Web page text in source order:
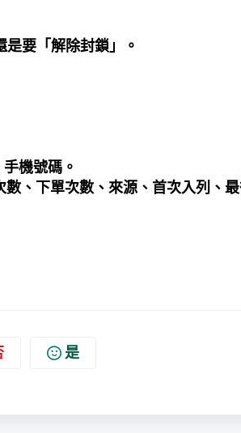
是要「解除封鎖」。
機號碼。
數 、 下單次數 、 來源 、 首次入列 、
是